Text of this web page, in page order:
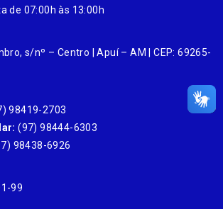
de 07:00h às 13:00h
s/nº – Centro | Apuí – AM | CEP: 69265-
98419-2703
(97) 98444-6303
98438-6926
99